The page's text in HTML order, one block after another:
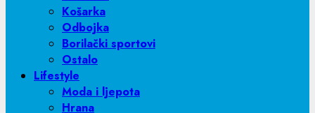
Košarka
Odbojka
Borilački sportovi
Ostalo
Lifestyle
Moda i ljepota
Hrana